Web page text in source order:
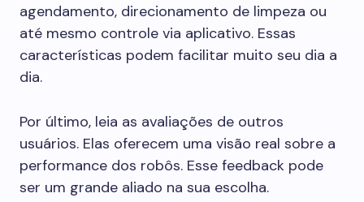
agendamento, direcionamento de limpeza ou
até mesmo controle via aplicativo. Essas
características podem facilitar muito seu dia a
dia.
Por último, leia as avaliações de outros
usuários. Elas oferecem uma visão real sobre a
performance dos robôs. Esse feedback pode
ser um grande aliado na sua escolha.